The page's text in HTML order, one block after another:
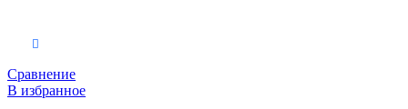
Сравнение
В избранное